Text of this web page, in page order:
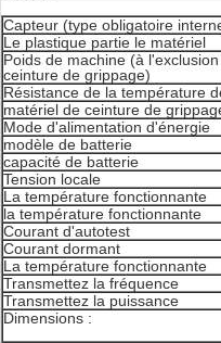
Capteur (type obligatoire
Le plastique partie le matériel
Poids de machine (à
ceinture de grippage)
Résistance de la température
matériel de ceinture de
Mode d'alimentation d'énergie
modèle de batterie
capacité de batterie
Tension locale
La température fonctionnante
la température fonctionnante
Courant d'autotest
Courant dormant
La température fonctionnante
Transmettez la fréquence
Transmettez la puissance
Dimensions :